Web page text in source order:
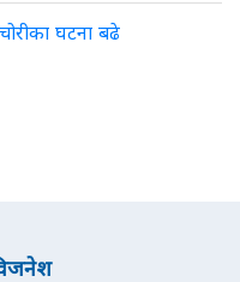
घटना बढे